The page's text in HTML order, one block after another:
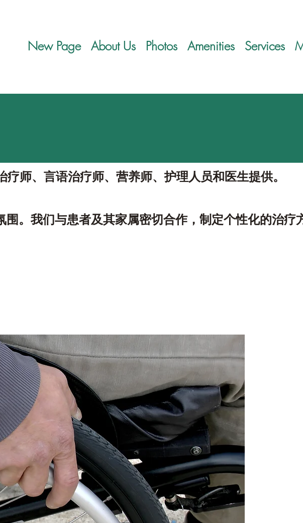
New Page About Us Photos Amenities Services
师、言语治疗师、营养师、护理人员和医生提供。
。我们与患者及其家属密切合作，制定个性化的治疗